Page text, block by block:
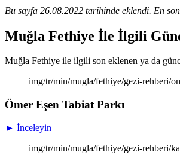
Bu sayfa 26.08.2022 tarihinde eklendi. En
Muğla Fethiye İle İlgili
Muğla Fethiye ile ilgili son eklenen ya da
img/tr/min/mugla/fethiye/gezi-rehberi/
Ömer Eşen Tabiat Parkı
► İnceleyin
img/tr/min/mugla/fethiye/gezi-rehberi/